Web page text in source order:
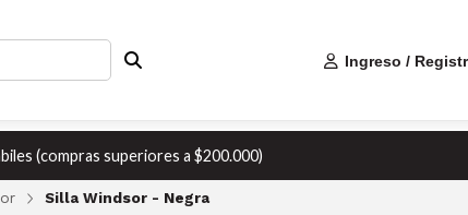
Ingreso /
(compras superiores a $200.000)
Silla Windsor - Negra